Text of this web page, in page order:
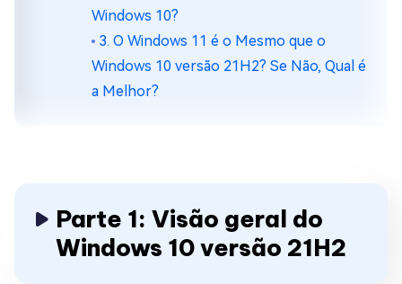
Windows 10?
3. O Windows 11 é o Mesmo que o
Windows 10 versão 21H2? Se Não, Qual é
a Melhor?
Parte 1: Visão geral do
Windows 10 versão 21H2